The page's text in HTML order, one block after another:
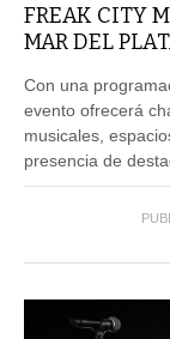
FREAK CITY
MAR DEL
Con una
evento ofrecerá
musicales,
presencia de